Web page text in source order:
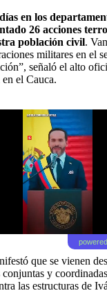
en los
26 acciones
población civil.
militares en el
señaló el alto
el Cauca.
que se vienen
y
las estructuras de